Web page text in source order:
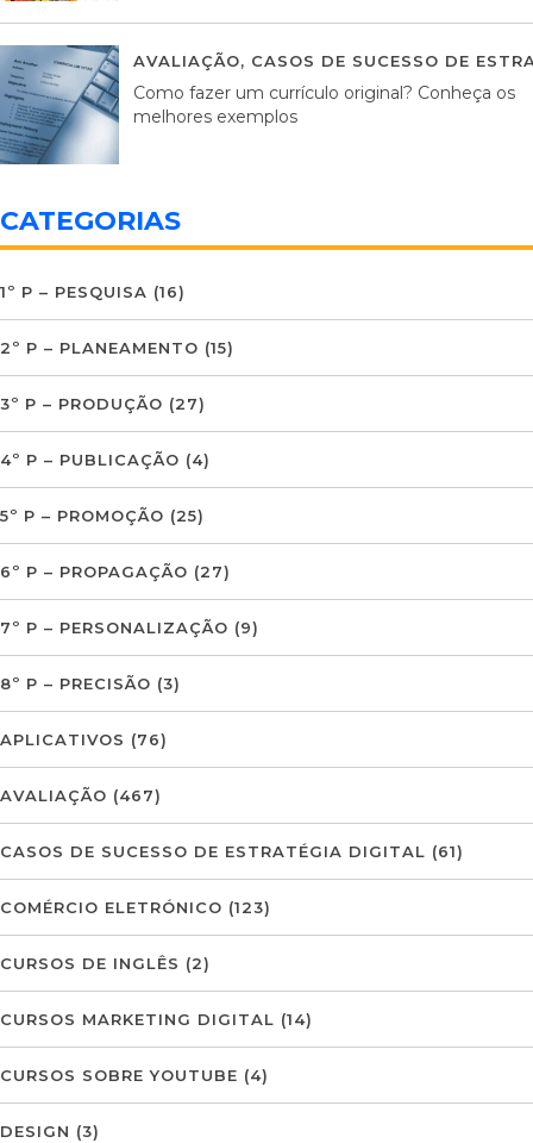
AVALIAÇÃO, CASOS DE SUCESSO DE
Como fazer um currículo original? Conheça os
melhores exemplos
CATEGORIAS
1º P – PESQUISA (16)
2º P – PLANEAMENTO (15)
3º P – PRODUÇÃO (27)
4º P – PUBLICAÇÃO (4)
5º P – PROMOÇÃO (25)
6º P – PROPAGAÇÃO (27)
7º P – PERSONALIZAÇÃO (9)
8º P – PRECISÃO (3)
APLICATIVOS (76)
AVALIAÇÃO (467)
CASOS DE SUCESSO DE ESTRATÉGIA DIGITAL (61)
COMÉRCIO ELETRÓNICO (123)
CURSOS DE INGLÊS (2)
CURSOS MARKETING DIGITAL (14)
CURSOS SOBRE YOUTUBE (4)
DESIGN (3)